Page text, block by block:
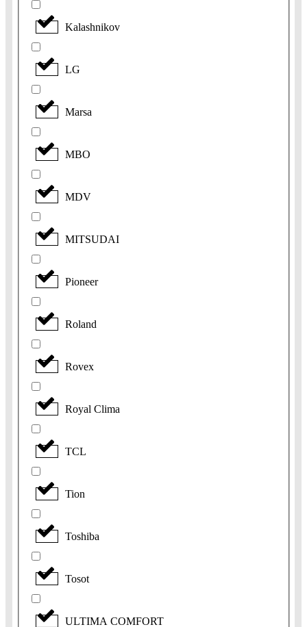
Kalashnikov
LG
Marsa
MBO
MDV
MITSUDAI
Pioneer
Roland
Rovex
Royal Clima
TCL
Tion
Toshiba
Tosot
ULTIMA COMFORT